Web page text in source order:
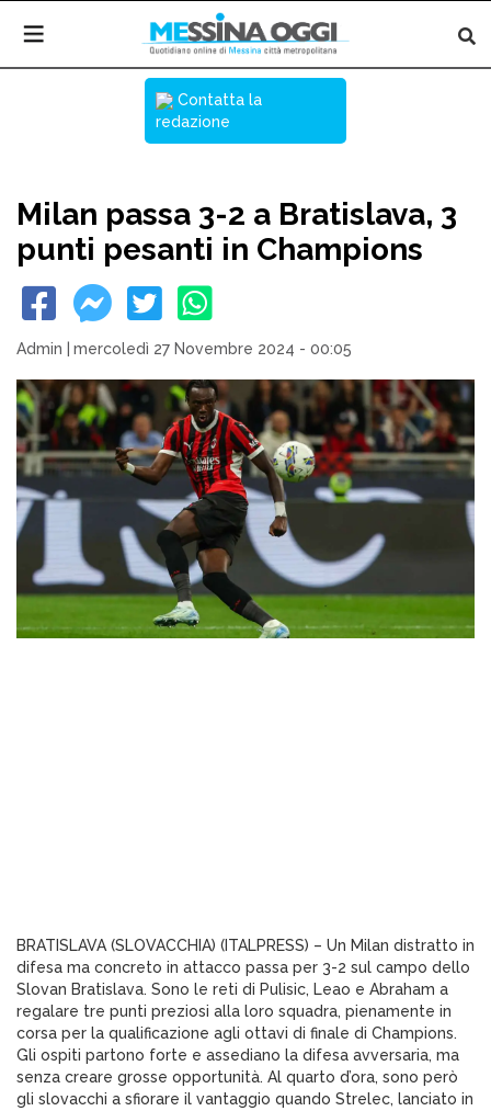
Contatta la
redazione
Milan passa 3-2 a Bratislava, 3
punti pesanti in Champions
Admin mercoledì 27 Novembre 2024 - 00:05
BRATISLAVA (SLOVACCHIA) (ITALPRESS) – Un Milan distratto in
difesa ma concreto in attacco passa per 3-2 sul campo dello
Slovan Bratislava. Sono le reti di Pulisic, Leao e Abraham a
regalare tre punti preziosi alla loro squadra, pienamente in
corsa per la qualificazione agli ottavi di finale di Champions.
Gli ospiti partono forte e assediano la difesa avversaria, ma
senza creare grosse opportunità. Al quarto d’ora, sono però
gli slovacchi a sfiorare il vantaggio quando Strelec, lanciato in